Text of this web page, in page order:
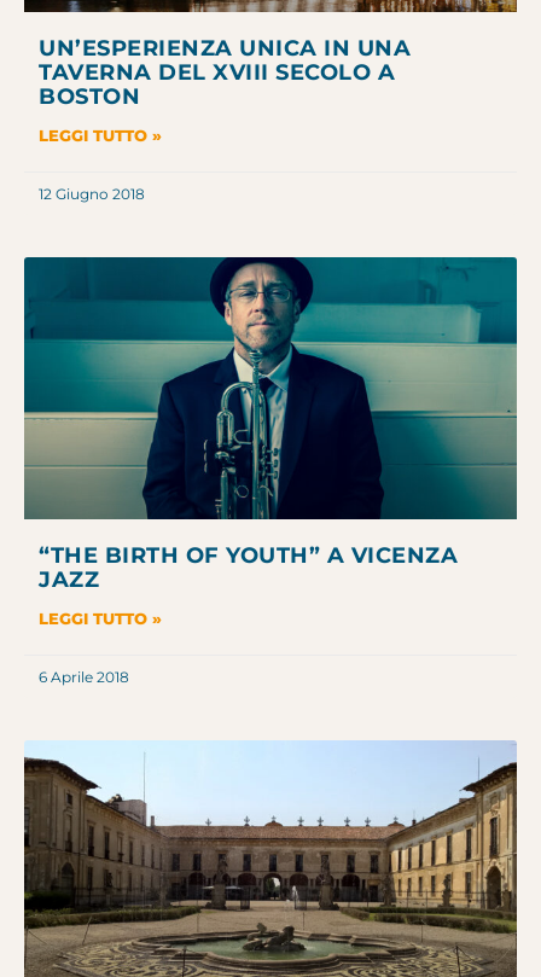
UN’ESPERIENZA UNICA IN UNA
TAVERNA DEL XVIII SECOLO A
BOSTON
LEGGI TUTTO »
12 Giugno 2018
“THE BIRTH OF YOUTH” A VICENZA
JAZZ
LEGGI TUTTO »
6 Aprile 2018